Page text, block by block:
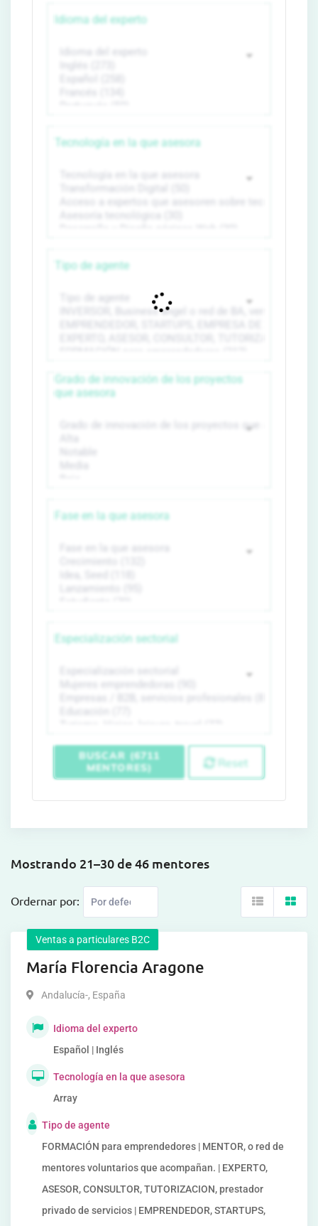
Idioma del experto
Tecnología en la que asesora
Tipo de agente
Grado de innovación de los proyectos
que asesora
Fase en la que asesora
Especialización sectorial
BUSCAR (6711
MENTORES)
Reset
Mostrando 21–30 de 46 mentores
Ordernar por:
Ventas a particulares B2C
María Florencia Aragone
Andalucía-, España
Idioma del experto
Español | Inglés
Tecnología en la que asesora
Array
Tipo de agente
FORMACIÓN para emprendedores | MENTOR, o red de
mentores voluntarios que acompañan. | EXPERTO,
ASESOR, CONSULTOR, TUTORIZACION, prestador
privado de servicios | EMPRENDEDOR, STARTUPS,